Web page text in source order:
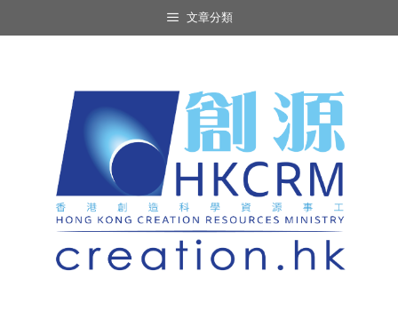
to
文章分類